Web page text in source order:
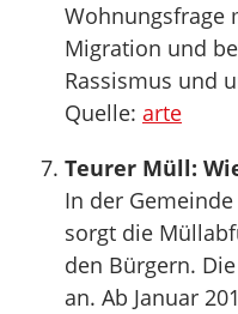
Wohnungsfrage
Migration und
Rassismus und
Quelle: arte
Teurer Müll:
In der
sorgt die
den Bürgern.
an. Ab Januar